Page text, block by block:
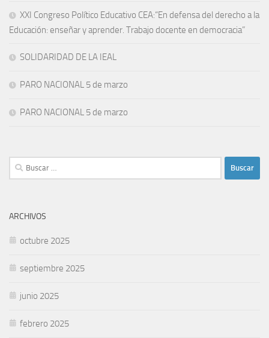
XXI Congreso Político Educativo CEA:“En defensa del derecho a la
Educación: enseñar y aprender. Trabajo docente en democracia”
SOLIDARIDAD DE LA IEAL
PARO NACIONAL 5 de marzo
PARO NACIONAL 5 de marzo
Buscar:
ARCHIVOS
octubre 2025
septiembre 2025
junio 2025
febrero 2025